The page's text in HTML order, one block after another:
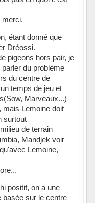
merci.
étant donné que
Dréossi.
pigeons hors pair, je
du problème
du centre de
temps de jeu et
Marveaux...)
mais Lemoine doit
surtout
de terrain
Mandjek voir
Lemoine,
positif, on a une
basée sur le centre